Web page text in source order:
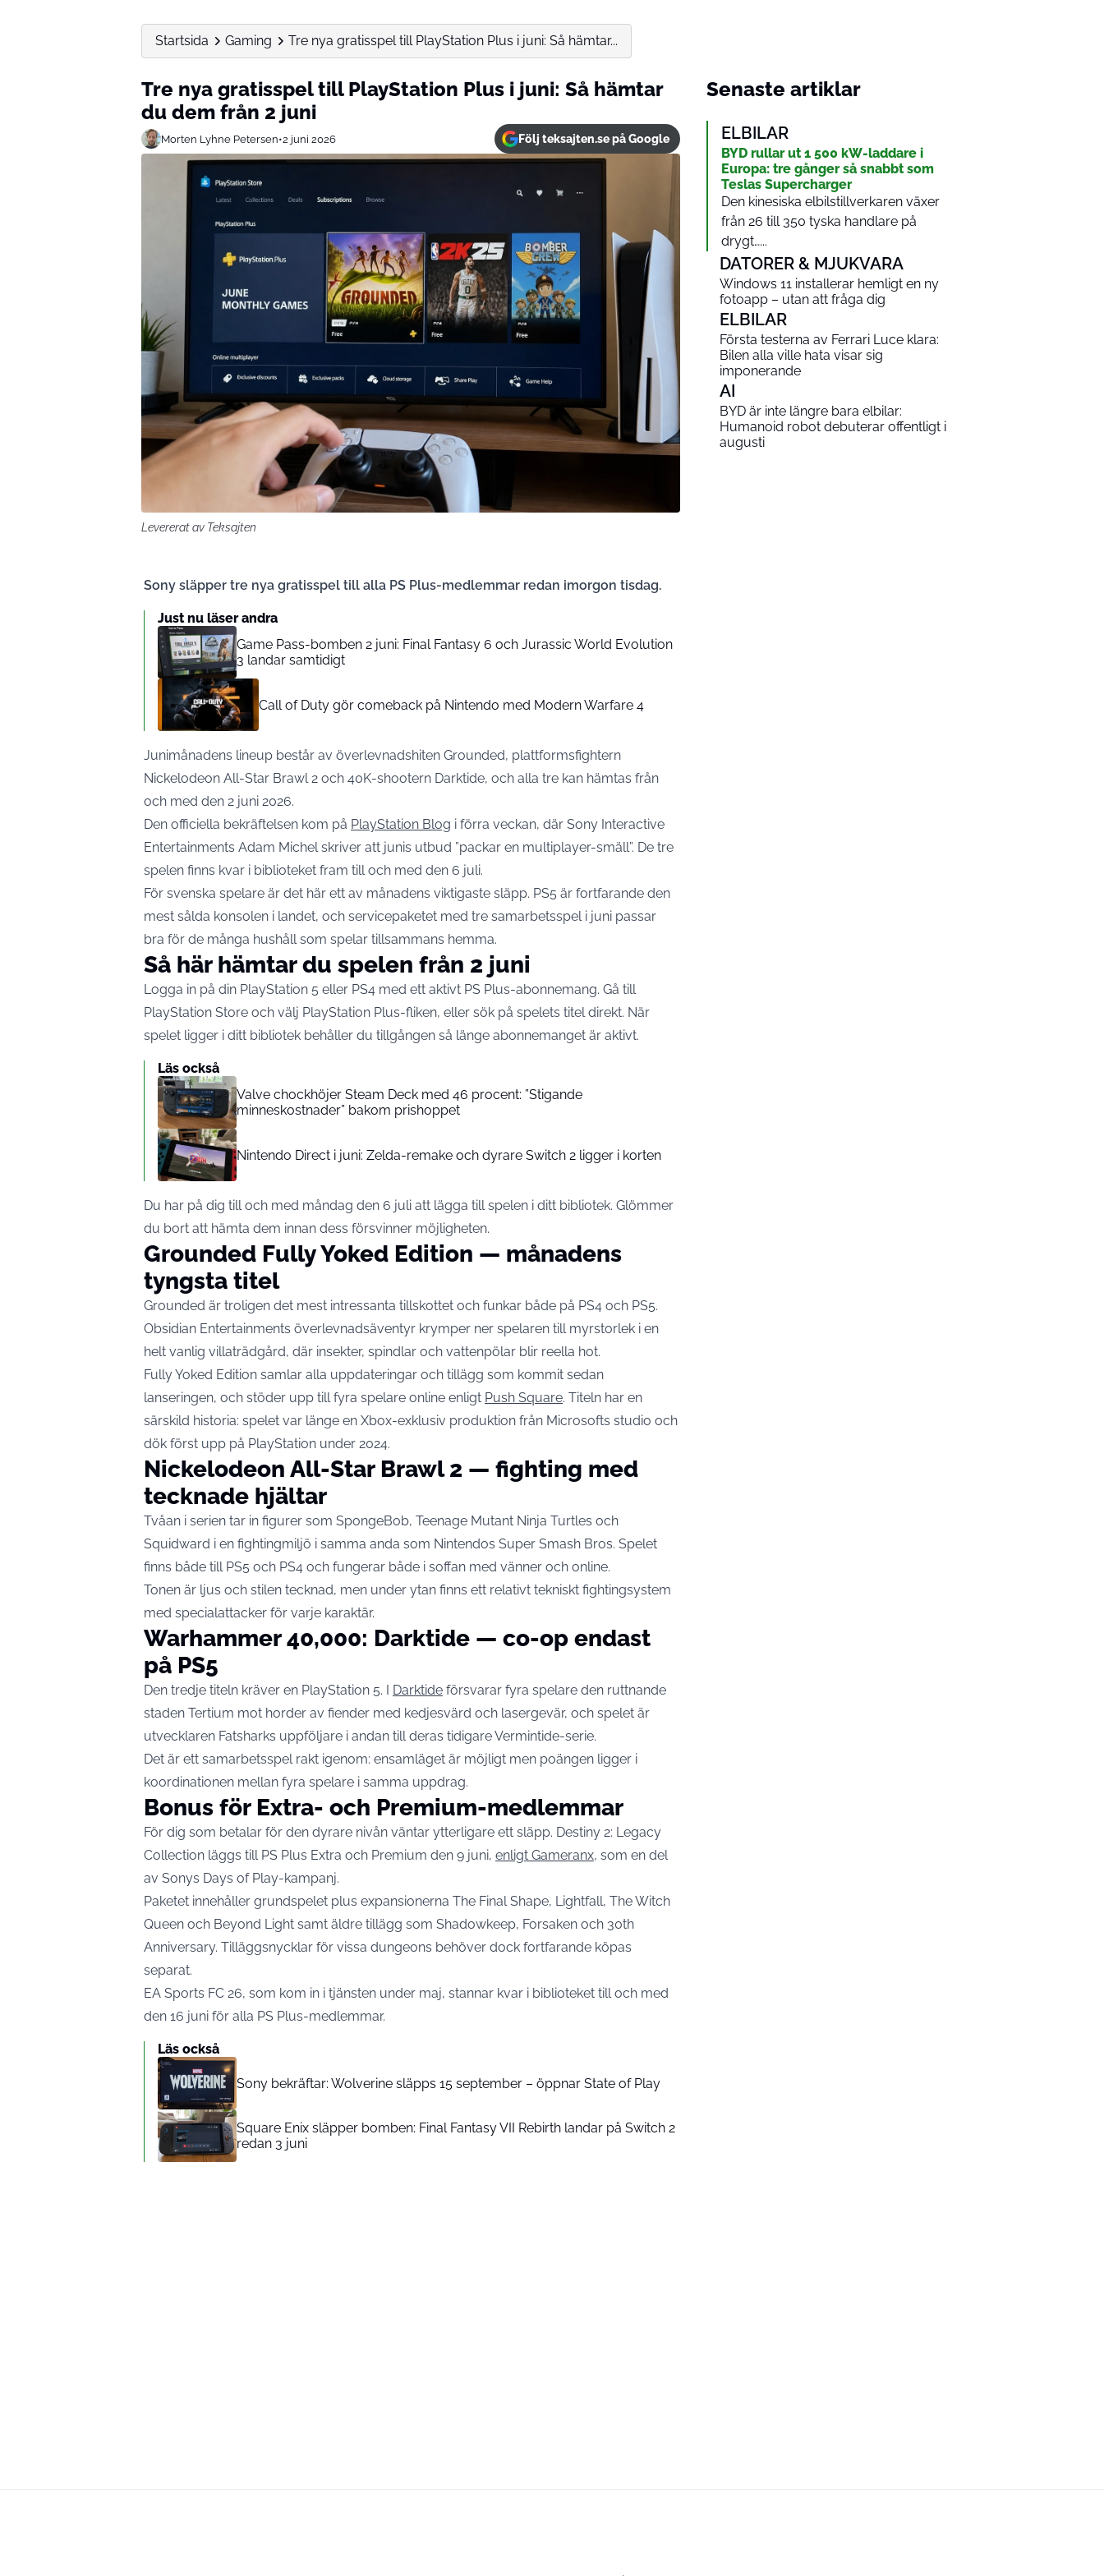
Startsida Gaming Tre nya gratisspel till PlayStation Plus i juni: Så hämtar...
Tre nya gratisspel till PlayStation Plus i juni: Så hämtar
du dem från 2 juni
Morten Lyhne Petersen•2 juni 2026 Följ teksajten.se på Google
Levererat av Teksajten
Sony släpper tre nya gratisspel till alla PS Plus-medlemmar redan imorgon tisdag.
Just nu läser andra
Game Pass-bomben 2 juni: Final Fantasy 6 och Jurassic World Evolution
3 landar samtidigt
Call of Duty gör comeback på Nintendo med Modern Warfare 4
Junimånadens lineup består av överlevnadshiten Grounded, plattformsfightern
Nickelodeon All-Star Brawl 2 och 40K-shootern Darktide, och alla tre kan hämtas från
och med den 2 juni 2026.
Den officiella bekräftelsen kom på PlayStation Blog i förra veckan, där Sony Interactive
Entertainments Adam Michel skriver att junis utbud ”packar en multiplayer-smäll”. De tre
spelen finns kvar i biblioteket fram till och med den 6 juli.
För svenska spelare är det här ett av månadens viktigaste släpp. PS5 är fortfarande den
mest sålda konsolen i landet, och servicepaketet med tre samarbetsspel i juni passar
bra för de många hushåll som spelar tillsammans hemma.
Så här hämtar du spelen från 2 juni
Logga in på din PlayStation 5 eller PS4 med ett aktivt PS Plus-abonnemang. Gå till
PlayStation Store och välj PlayStation Plus-fliken, eller sök på spelets titel direkt. När
spelet ligger i ditt bibliotek behåller du tillgången så länge abonnemanget är aktivt.
Läs också
Valve chockhöjer Steam Deck med 46 procent: ”Stigande
minneskostnader” bakom prishoppet
Nintendo Direct i juni: Zelda-remake och dyrare Switch 2 ligger i korten
Du har på dig till och med måndag den 6 juli att lägga till spelen i ditt bibliotek. Glömmer
du bort att hämta dem innan dess försvinner möjligheten.
Grounded Fully Yoked Edition — månadens
tyngsta titel
Grounded är troligen det mest intressanta tillskottet och funkar både på PS4 och PS5.
Obsidian Entertainments överlevnadsäventyr krymper ner spelaren till myrstorlek i en
helt vanlig villaträdgård, där insekter, spindlar och vattenpölar blir reella hot.
Fully Yoked Edition samlar alla uppdateringar och tillägg som kommit sedan
lanseringen, och stöder upp till fyra spelare online enligt Push Square. Titeln har en
särskild historia: spelet var länge en Xbox-exklusiv produktion från Microsofts studio och
dök först upp på PlayStation under 2024.
Nickelodeon All-Star Brawl 2 — fighting med
tecknade hjältar
Tvåan i serien tar in figurer som SpongeBob, Teenage Mutant Ninja Turtles och
Squidward i en fightingmiljö i samma anda som Nintendos Super Smash Bros. Spelet
finns både till PS5 och PS4 och fungerar både i soffan med vänner och online.
Tonen är ljus och stilen tecknad, men under ytan finns ett relativt tekniskt fightingsystem
med specialattacker för varje karaktär.
Warhammer 40,000: Darktide — co-op endast
på PS5
Den tredje titeln kräver en PlayStation 5. I Darktide försvarar fyra spelare den ruttnande
staden Tertium mot horder av fiender med kedjesvärd och lasergevär, och spelet är
utvecklaren Fatsharks uppföljare i andan till deras tidigare Vermintide-serie.
Det är ett samarbetsspel rakt igenom: ensamläget är möjligt men poängen ligger i
koordinationen mellan fyra spelare i samma uppdrag.
Bonus för Extra- och Premium-medlemmar
För dig som betalar för den dyrare nivån väntar ytterligare ett släpp. Destiny 2: Legacy
Collection läggs till PS Plus Extra och Premium den 9 juni, enligt Gameranx, som en del
av Sonys Days of Play-kampanj.
Paketet innehåller grundspelet plus expansionerna The Final Shape, Lightfall, The Witch
Queen och Beyond Light samt äldre tillägg som Shadowkeep, Forsaken och 30th
Anniversary. Tilläggsnycklar för vissa dungeons behöver dock fortfarande köpas
separat.
EA Sports FC 26, som kom in i tjänsten under maj, stannar kvar i biblioteket till och med
den 16 juni för alla PS Plus-medlemmar.
Läs också
Sony bekräftar: Wolverine släpps 15 september – öppnar State of Play
Square Enix släpper bomben: Final Fantasy VII Rebirth landar på Switch 2
redan 3 juni
Senaste artiklar
ELBILAR
BYD rullar ut 1 500 kW-laddare i
Europa: tre gånger så snabbt som
Teslas Supercharger
Den kinesiska elbilstillverkaren växer
från 26 till 350 tyska handlare på
drygt…...
DATORER & MJUKVARA
Windows 11 installerar hemligt en ny
fotoapp – utan att fråga dig
ELBILAR
Första testerna av Ferrari Luce klara:
Bilen alla ville hata visar sig
imponerande
AI
BYD är inte längre bara elbilar:
Humanoid robot debuterar offentligt i
augusti